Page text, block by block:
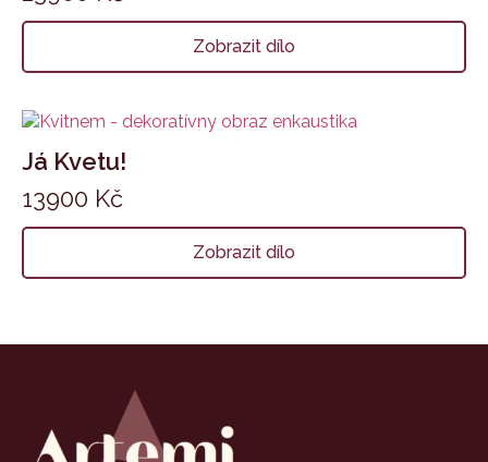
Zobrazit dílo
Já Kvetu!
13900 Kč
Zobrazit dílo